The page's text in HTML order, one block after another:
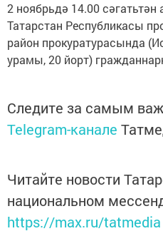
2 ноябрьдә 14.00
Татарстан Республикасы
район прокуратурасында
урамы, 20 йорт)
Следите за самым
Telegram-канале
Читайте новости
национальном
https://max.ru/tatmedia